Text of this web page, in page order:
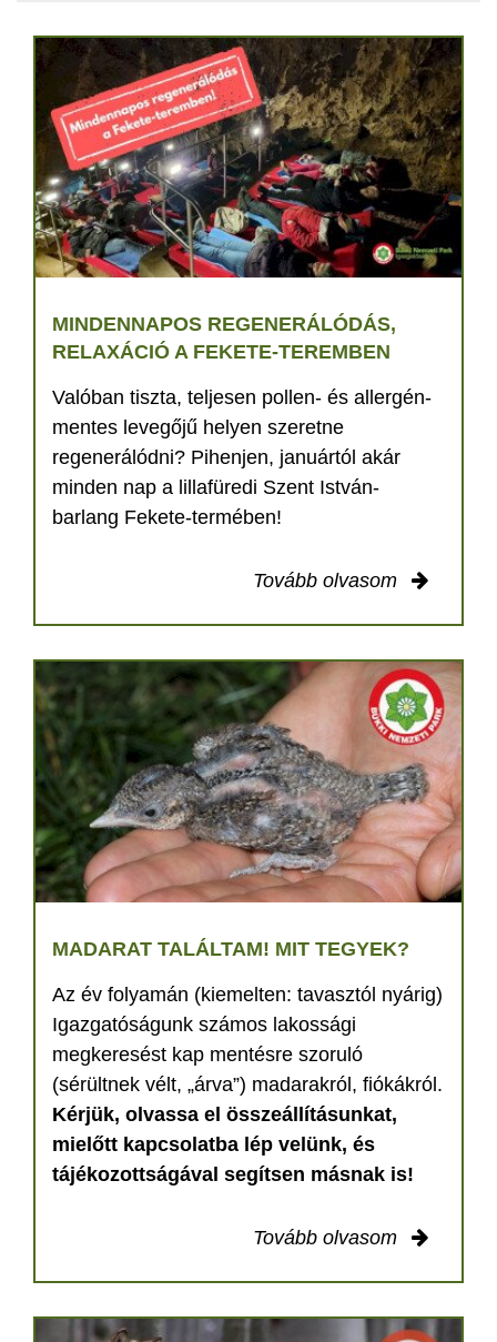
MINDENNAPOS REGENERÁLÓDÁS,
RELAXÁCIÓ A FEKETE-TEREMBEN
Valóban tiszta, teljesen pollen- és allergén-
mentes levegőjű helyen szeretne
regenerálódni? Pihenjen, januártól akár
minden nap a lillafüredi Szent István-
barlang Fekete-termében!
Tovább olvasom
MADARAT TALÁLTAM! MIT TEGYEK?
Az év folyamán (kiemelten: tavasztól nyárig)
Igazgatóságunk számos lakossági
megkeresést kap mentésre szoruló
(sérültnek vélt, „árva”) madarakról, fiókákról.
Kérjük, olvassa el összeállításunkat,
mielőtt kapcsolatba lép velünk, és
tájékozottságával segítsen másnak is!
Tovább olvasom